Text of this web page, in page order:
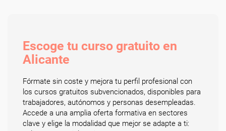
Escoge tu curso gratuito en
Alicante
Fórmate sin coste y mejora tu perfil profesional con
los cursos gratuitos subvencionados, disponibles para
trabajadores, autónomos y personas desempleadas.
Accede a una amplia oferta formativa en sectores
clave y elige la modalidad que mejor se adapte a ti: